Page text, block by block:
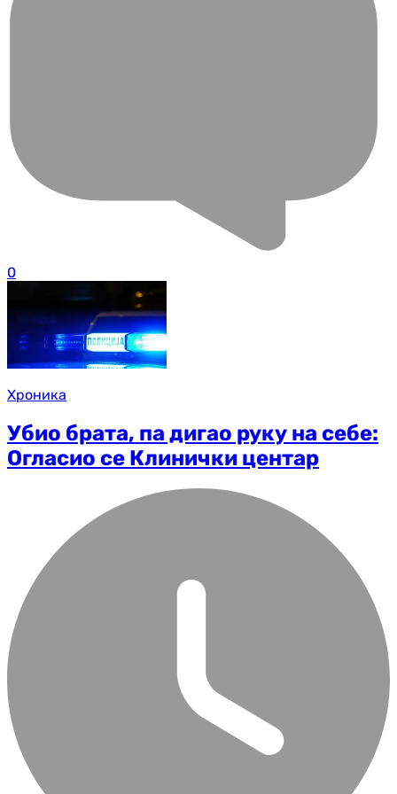
0
Хроника
Убио брата, па дигао руку на себе:
Огласио се Клинички центар